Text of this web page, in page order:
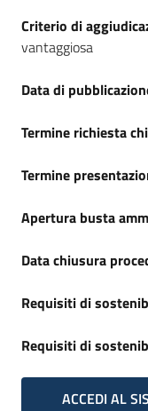
Criterio di
vantaggiosa
Data di
Termine richiesta
Termine
Apertura busta
Data chiusura
Requisiti di
Requisiti di
ACCEDI AL